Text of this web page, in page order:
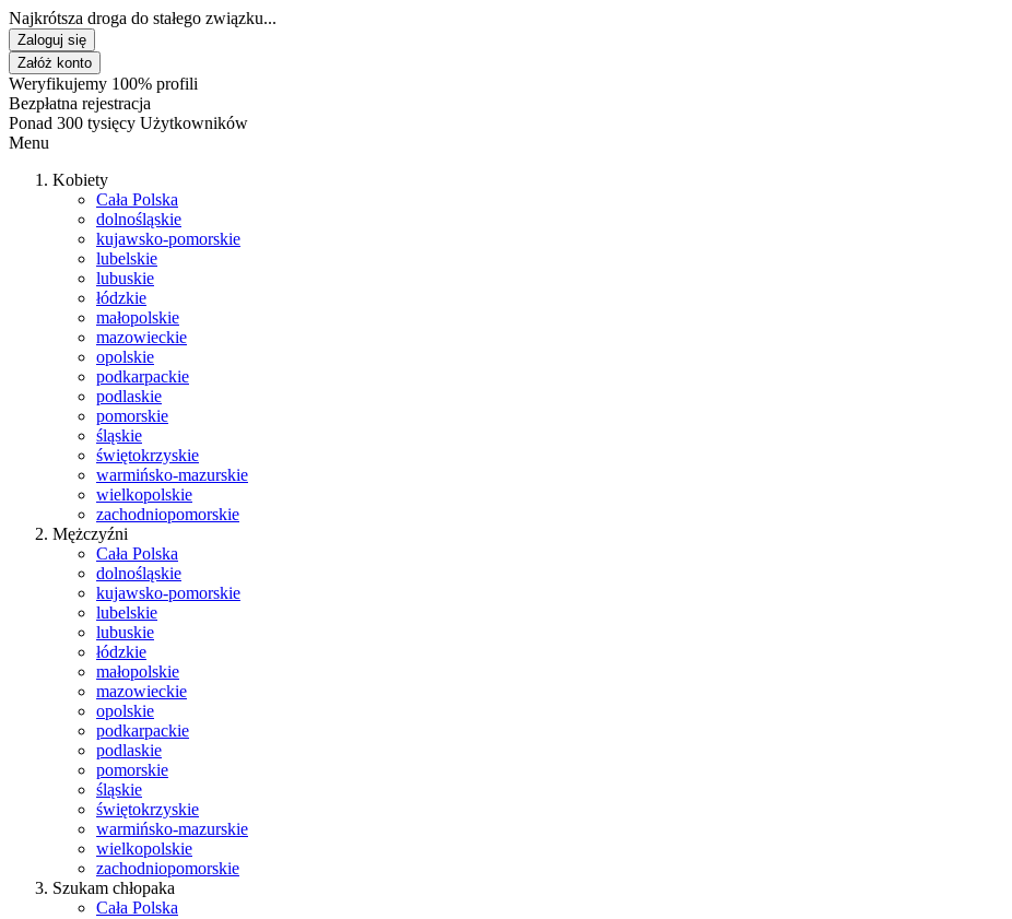
Najkrótsza droga do stałego związku...
Zaloguj się
Załóż konto
Weryfikujemy 100% profili
Bezpłatna rejestracja
Ponad 300 tysięcy Użytkowników
Menu
Kobiety
Cała Polska
dolnośląskie
kujawsko-pomorskie
lubelskie
lubuskie
łódzkie
małopolskie
mazowieckie
opolskie
podkarpackie
podlaskie
pomorskie
śląskie
świętokrzyskie
warmińsko-mazurskie
wielkopolskie
zachodniopomorskie
Mężczyźni
Cała Polska
dolnośląskie
kujawsko-pomorskie
lubelskie
lubuskie
łódzkie
małopolskie
mazowieckie
opolskie
podkarpackie
podlaskie
pomorskie
śląskie
świętokrzyskie
warmińsko-mazurskie
wielkopolskie
zachodniopomorskie
Szukam chłopaka
Cała Polska